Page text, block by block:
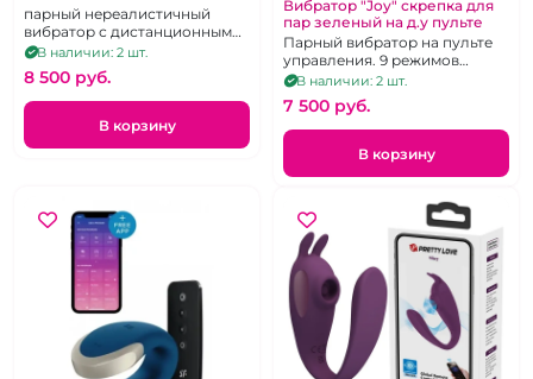
парный нереалистичный
вибратор с дистанционным
управлением, розовый,
силикон, перезаряжаемый
В наличии: 2 шт.
8 500 pуб.
В корзину
Вибратор "Joy" скрепка для
пар зеленый на д.у пульте
Парный вибратор на пульте
управления. 9 режимов
вибрации.
В наличии: 2 шт.
7 500 pуб.
В корзину